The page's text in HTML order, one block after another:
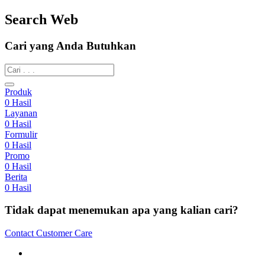
Search Web
Cari yang Anda Butuhkan
Produk
0 Hasil
Layanan
0 Hasil
Formulir
0 Hasil
Promo
0 Hasil
Berita
0 Hasil
Tidak dapat menemukan apa yang kalian cari?
Contact Customer Care